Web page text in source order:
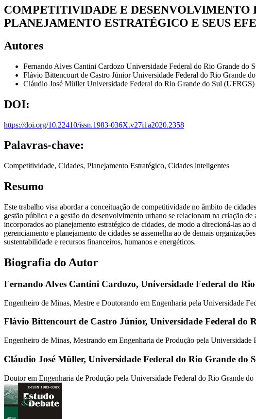
COMPETITIVIDADE E DESENVOLVIMENTO
PLANEJAMENTO ESTRATÉGICO E SEUS
Autores
Fernando Alves Cantini Cardozo Universidade Federal do Rio Grande do
Flávio Bittencourt de Castro JúniorUniversidade Federal do Rio Grande
Cláudio José MüllerUniversidade Federal do Rio Grande do Sul (UFRGS)
DOI:
https://doi.org/10.22410/issn.1983-036X.v27i1a2020.2358
Palavras-chave:
Competitividade, Cidades, Planejamento Estratégico, Cidades inteligentes
Resumo
Este trabalho visa abordar a conceituação de competitividade no âmbito de
gestão pública e a gestão do desenvolvimento urbano se relacionam na criação
incorporados ao planejamento estratégico de cidades, de modo a direcioná-las
gerenciamento e planejamento de cidades se assemelha ao de demais
sustentabilidade e recursos financeiros, humanos e energéticos.
Biografia do Autor
Fernando Alves Cantini Cardozo, Universidade Federal do
Engenheiro de Minas, Mestre e Doutorando em Engenharia pela Universidade
Flávio Bittencourt de Castro Júnior, Universidade Federal do
Engenheiro de Minas, Mestrando em Engenharia de Produção pela
Cláudio José Müller, Universidade Federal do Rio Grande do
Doutor em Engenharia de Produção pela Universidade Federal do Rio Grande